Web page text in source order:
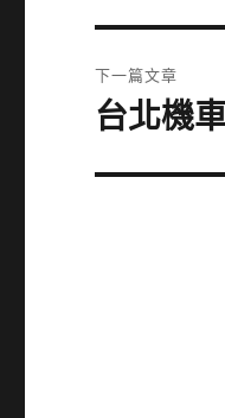
篇
文
章:
下一篇文章
下
篇
台北機